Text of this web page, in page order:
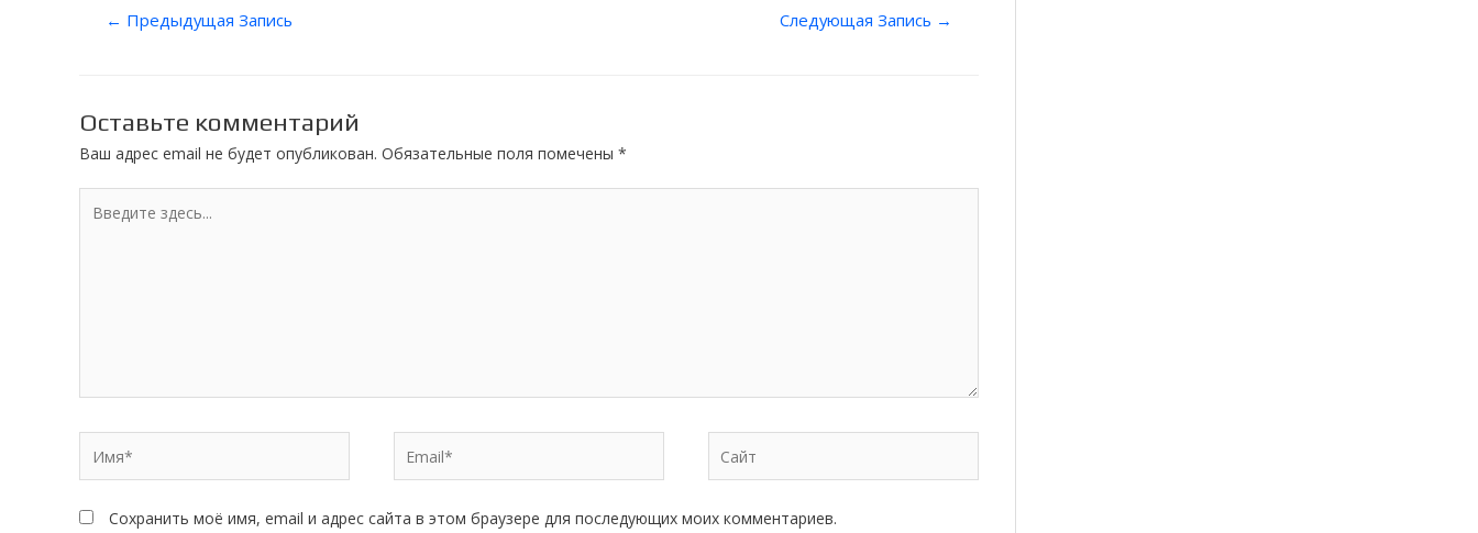
Навигация
← Предыдущая Запись Следующая Запись →
Оставьте комментарий
Ваш адрес email не будет опубликован. Обязательные поля помечены *
здесь...
Сохранить моё имя, email и адрес сайта в этом браузере для последующих моих комментариев.